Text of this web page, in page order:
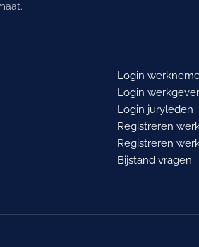
Login
Login
Login juryleden
Registreren
Registreren
Bijstand vragen